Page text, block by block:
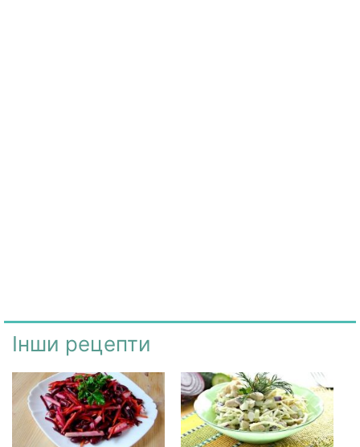
Інши рецепти